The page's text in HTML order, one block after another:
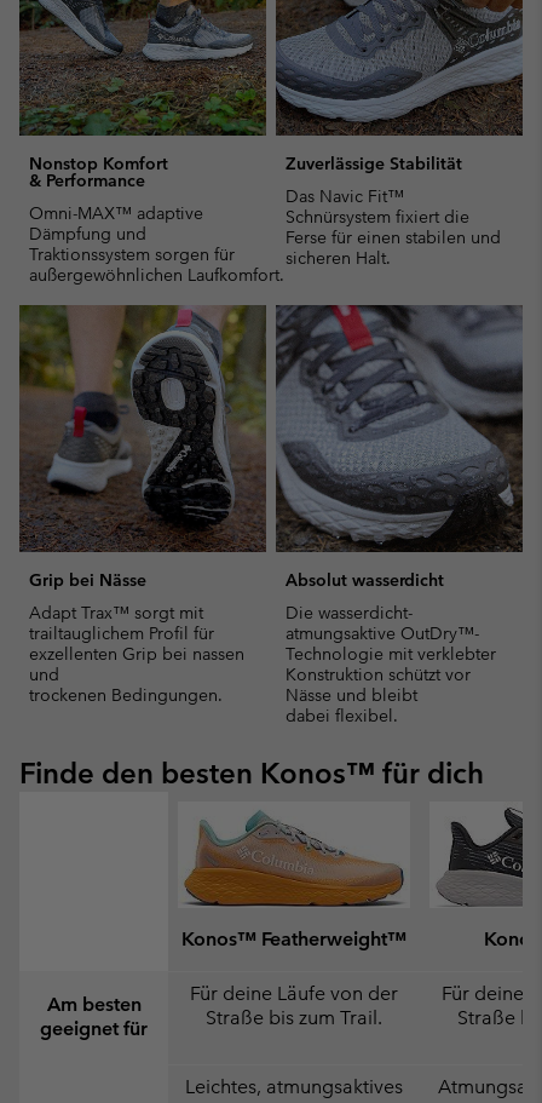
Nonstop Komfort
& Performance
Omni-MAX™ adaptive
Dämpfung und
Traktionssystem sorgen für
außergewöhnlichen Laufkomfort.
Zuverlässige Stabilität
Das Navic Fit™
Schnürsystem fixiert die
Ferse für einen stabilen und
sicheren Halt.
Grip bei Nässe
Adapt Trax™ sorgt mit
trailtauglichem Profil für
exzellenten Grip bei nassen
und
trockenen Bedingungen.
Absolut wasserdicht
Die wasserdicht-
atmungsaktive OutDry™-
Technologie mit verklebter
Konstruktion schützt vor
Nässe und bleibt
dabei flexibel.
Finde den besten Konos™ für dich
Konos™ Featherweight™
Am besten
geeignet für
Für deine Läufe von der
Straße bis zum Trail.
Für deine
Straße
Leichtes, atmungsaktives